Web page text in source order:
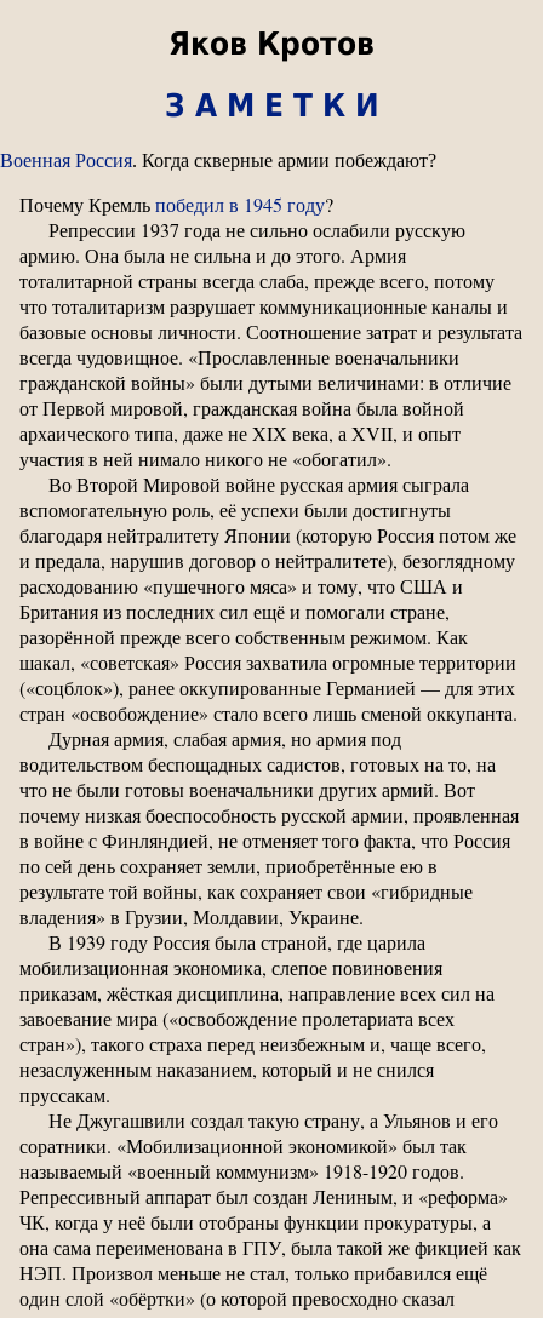
Яков Кротов
З А М Е Т К И
Военная Россия. Когда скверные армии побеждают?
Почему Кремльпобедил в 1945 году?
Репрессии 1937 года не сильно ослабили русскую
армию. Она была не сильна и до этого. Армия
тоталитарной страны всегда слаба, прежде всего, потому
что тоталитаризм разрушает коммуникационные каналы и
базовые основы личности. Соотношение затрат и результата
всегда чудовищное. «Прославленные военачальники
гражданской войны» были дутыми величинами: в отличие
от Первой мировой, гражданская война была войной
архаического типа, даже не XIX века, а XVII, и опыт
участия в ней нимало никого не «обогатил».
Во Второй Мировой войне русская армия сыграла
вспомогательную роль, её успехи были достигнуты
благодаря нейтралитету Японии (которую Россия потом же
и предала, нарушив договор о нейтралитете), безоглядному
расходованию «пушечного мяса» и тому, что США и
Британия из последних сил ещё и помогали стране,
разорённой прежде всего собственным режимом. Как
шакал, «советская» Россия захватила огромные территории
(«соцблок»), ранее оккупированные Германией — для этих
стран «освобождение» стало всего лишь сменой оккупанта.
Дурная армия, слабая армия, но армия под
водительством беспощадных садистов, готовых на то, на
что не были готовы военачальники других армий. Вот
почему низкая боеспособность русской армии, проявленная
в войне с Финляндией, не отменяет того факта, что Россия
по сей день сохраняет земли, приобретённые ею в
результате той войны, как сохраняет свои «гибридные
владения» в Грузии, Молдавии, Украине.
В 1939 году Россия была страной, где царила
мобилизационная экономика, слепое повиновения
приказам, жёсткая дисциплина, направление всех сил на
завоевание мира («освобождение пролетариата всех
стран»), такого страха перед неизбежным и, чаще всего,
незаслуженным наказанием, который и не снился
пруссакам.
Не Джугашвили создал такую страну, а Ульянов и его
соратники. «Мобилизационной экономикой» был так
называемый «военный коммунизм» 1918-1920 годов.
Репрессивный аппарат был создан Лениным, и «реформа»
ЧК, когда у неё были отобраны функции прокуратуры, а
она сама переименована в ГПУ, была такой же фикцией как
НЭП. Произвол меньше не стал, только прибавился ещё
один слой «обёртки» (о которой превосходно сказал